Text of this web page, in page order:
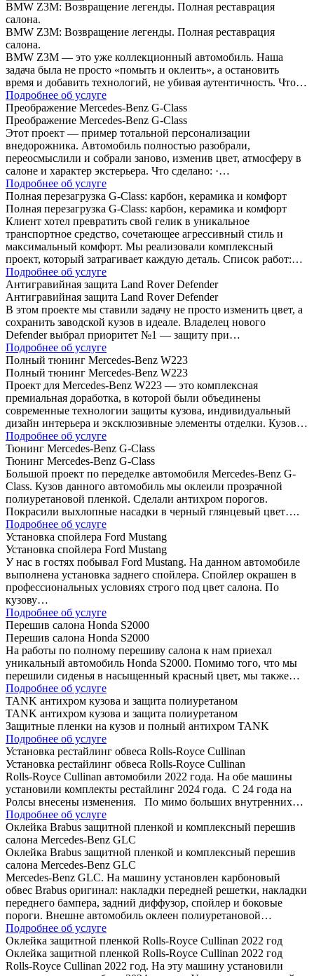
BMW Z3M: Возвращение легенды. Полная реставрация
салона.
BMW Z3M: Возвращение легенды. Полная реставрация
салона.
BMW Z3M — это уже коллекционный автомобиль. Наша
задача была не просто «помыть и оклеить», а остановить
время и добавить технологий, не убивая аутентичность. Что…
Подробнее об услуге
Преображение Mercedes-Benz G-Class
Преображение Mercedes-Benz G-Class
Этот проект — пример тотальной персонализации
внедорожника. Автомобиль полностью разобрали,
переосмыслили и собрали заново, изменив цвет, атмосферу в
салоне и характер экстерьера. Что сделано: ·…
Подробнее об услуге
Полная перезагрузка G-Class: карбон, керамика и комфорт
Полная перезагрузка G-Class: карбон, керамика и комфорт
Клиент хотел превратить свой гелик в уникальное
транспортное средство, сочетающее агрессивный стиль и
максимальный комфорт. Мы реализовали комплексный
проект, который затрагивает каждую деталь. Список работ:…
Подробнее об услуге
Антигравийная защита Land Rover Defender
Антигравийная защита Land Rover Defender
В этом проекте мы ставили задачу не просто изменить цвет, а
сохранить заводской кузов в идеале. Владелец нового
Defender выбрал приоритет №1 — защиту при…
Подробнее об услуге
Полный тюнинг Mercedes-Benz W223
Полный тюнинг Mercedes-Benz W223
Проект для Mercedes-Benz W223 — это комплексная
премиальная доработка, в которой были объединены
современные технологии защиты кузова, индивидуальный
дизайн интерьера и эксклюзивные элементы отделки. Кузов…
Подробнее об услуге
Тюнинг Mercedes-Benz G-Class
Тюнинг Mercedes-Benz G-Class
Большой проект по переделке автомобиля Mercedes-Benz G-
Class. Кузов данного автомобиль мы оклеили прозрачной
полиуретановой пленкой. Сделали антихром порогов.
Покрасили выхлопные насадки в черный глянцевый цвет….
Подробнее об услуге
Установка спойлера Ford Mustang
Установка спойлера Ford Mustang
У нас в гостях побывал Ford Mustang. На данном автомобиле
выполнена установка заднего спойлера. Спойлер окрашен в
профессиональных условиях строго под цвет салона. По
кузову…
Подробнее об услуге
Перешив салона Honda S2000
Перешив салона Honda S2000
На работы по полному перешиву салона к нам приехал
уникальный автомобиль Honda S2000. Помимо того, что мы
перешили сиденья в насыщенный красный цвет, мы также…
Подробнее об услуге
TANK антихром кузова и защита полиуретаном
TANK антихром кузова и защита полиуретаном
Защитные пленки на кузов и полный антихром TANK
Подробнее об услуге
Установка рестайлинг обвеса Rolls-Royce Cullinan
Установка рестайлинг обвеса Rolls-Royce Cullinan
Rolls-Royce Cullinan автомобили 2022 года. На обе машины
установили комплекты рестайлинг 2024 года. C 24 года на
Ролсы внесены изменения. По мимо больших внутренних…
Подробнее об услуге
Оклейка Brabus защитной пленкой и комплексный перешив
салона Mercedes-Benz GLC
Оклейка Brabus защитной пленкой и комплексный перешив
салона Mercedes-Benz GLC
Mercedes-Benz GLC. На машину установлен карбоновый
обвес Brabus оригинал: накладки передней решетки, накладки
переднего бампера, задний диффузор, спойлер и боковые
пороги. Внешне автомобиль оклеен полиуретановой…
Подробнее об услуге
Оклейка защитной пленкой Rolls-Royce Cullinan 2022 год
Оклейка защитной пленкой Rolls-Royce Cullinan 2022 год
Rolls-Royce Cullinan 2022 год. На эту машину установили